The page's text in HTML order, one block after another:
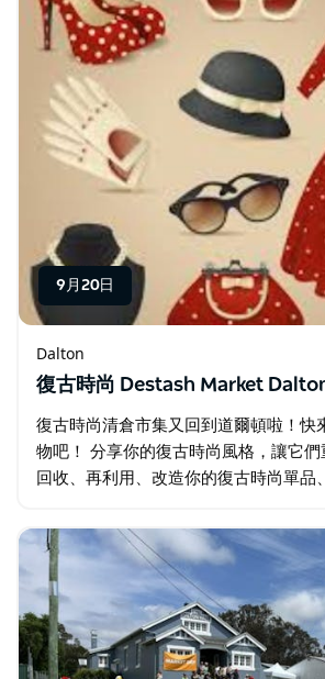
9月20日
Dalton
復古時尚 Destash Market
復古時尚清倉市集又回到道爾頓啦！快
物吧！ 分享你的復古時尚風格，讓它
回收、再利用、改造你的復古時尚單品